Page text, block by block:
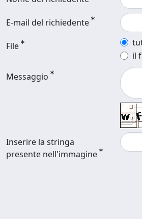
E-mail del richiedente
File
il
Messaggio
Inserire la stringa
presente nell'immagine